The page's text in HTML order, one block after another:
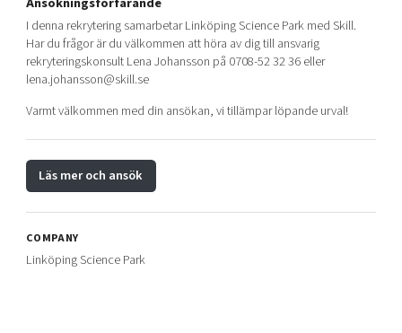
I denna rekrytering samarbetar Linköping Science Park med Skill.
Har du frågor är du välkommen att höra av dig till ansvarig
rekryteringskonsult Lena Johansson på 0708-52 32 36 eller
lena.johansson@skill.se
Varmt välkommen med din ansökan, vi tillämpar löpande urval!
Läs mer och ansök
COMPANY
Linköping Science Park